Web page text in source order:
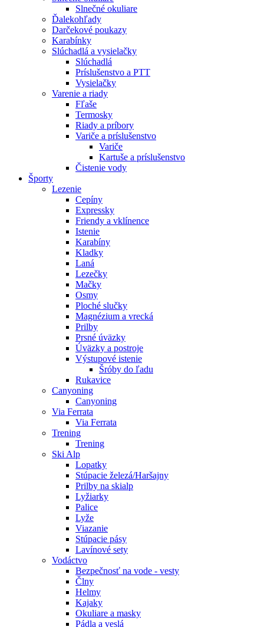
Slnečné okuliare
Ďalekohľady
Darčekové poukazy
Karabínky
Slúchadlá a vysielačky
Slúchadlá
Príslušenstvo a PTT
Vysielačky
Varenie a riady
Fľaše
Termosky
Riady a príbory
Variče a príslušenstvo
Variče
Kartuše a príslušenstvo
Čistenie vody
Športy
Lezenie
Cepíny
Expressky
Friendy a vklínence
Istenie
Karabíny
Kladky
Laná
Lezečky
Mačky
Osmy
Ploché slučky
Magnézium a vrecká
Prilby
Prsné úväzky
Úväzky a postroje
Výstupové istenie
Šróby do ľadu
Rukavice
Canyoning
Canyoning
Via Ferrata
Via Ferrata
Trening
Trening
Ski Alp
Lopatky
Stúpacie železá/Haršajny
Prilby na skialp
Lyžiarky
Palice
Lyže
Viazanie
Stúpacie pásy
Lavínové sety
Vodáctvo
Bezpečnosť na vode - vesty
Člny
Helmy
Kajaky
Okuliare a masky
Pádla a veslá